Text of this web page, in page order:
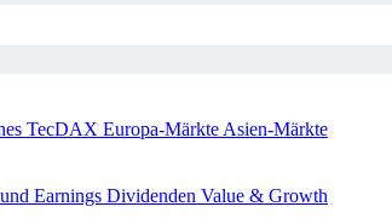
TecDAX Europa-Märkte Asien-Märkte
Earnings Dividenden Value & Growth